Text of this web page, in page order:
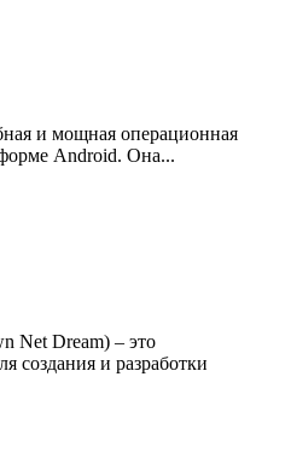
и мощная операционная
Android. Она...
Net Dream) – это
создания и разработки